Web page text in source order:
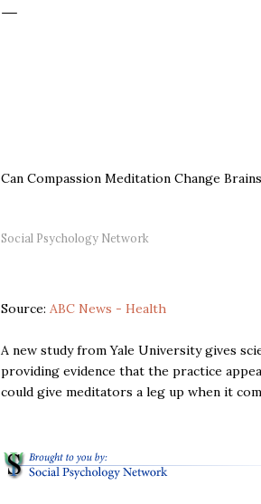
Can Compassion Meditation Change
Social Psychology Network
Source: ABC News - Health
A new study from Yale University gives
providing evidence that the practice
could give meditators a leg up when it